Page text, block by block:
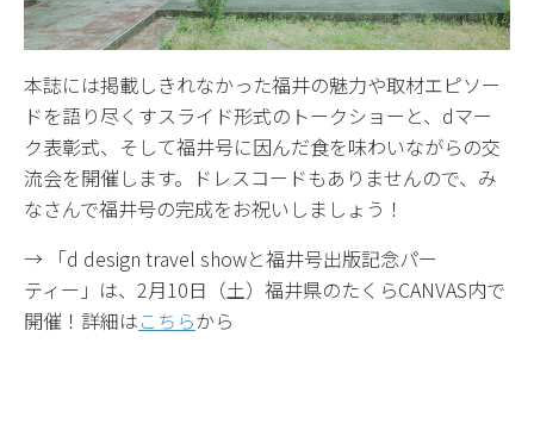
本誌には掲載しきれなかった福井の魅力や取材エピソー
ドを語り尽くすスライド形式のトークショーと、dマー
ク表彰式、そして福井号に因んだ食を味わいながらの交
流会を開催します。ドレスコードもありませんので、み
なさんで福井号の完成をお祝いしましょう！
→ 「d design travel showと福井号出版記念パー
ティー」は、2月10日（土）福井県のたくらCANVAS内で
開催！詳細はこちらから